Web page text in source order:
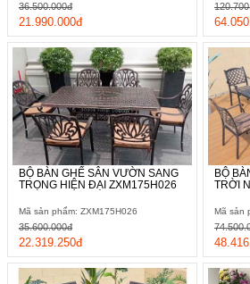
21.990.000đ
36.500.000đ
BỘ BÀN GHẾ SÂN VƯỜN SANG
TRỌNG HIỆN ĐẠI ZXM175H026
Mã sản phẩm: ZXM175H026
22.319.250đ
35.600.000đ
BỘ
TRỜI
Mã sản